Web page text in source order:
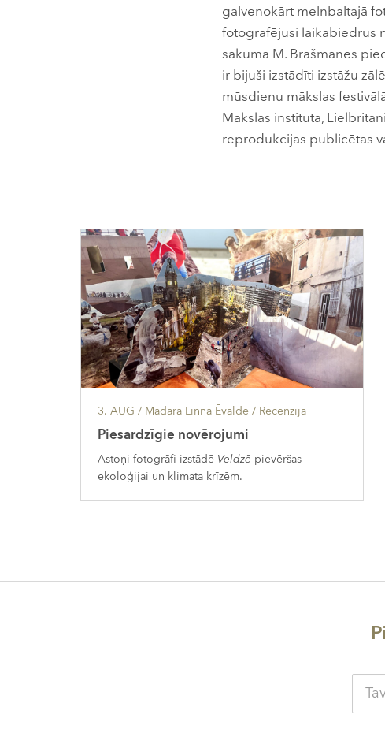
galvenokārt melnbaltajā
fotografējusi laikabiedrus
sākuma M. Brašmanes
ir bijuši izstādīti izstāžu
mūsdienu mākslas
Mākslas institūtā,
reprodukcijas publicētas
3. AUG / Madara Linna Ēvalde / Recenzija
Piesardzīgie novērojumi
Astoņi fotogrāfi izstādē Veldzē pievēršas
ekoloģijai un klimata krīzēm.